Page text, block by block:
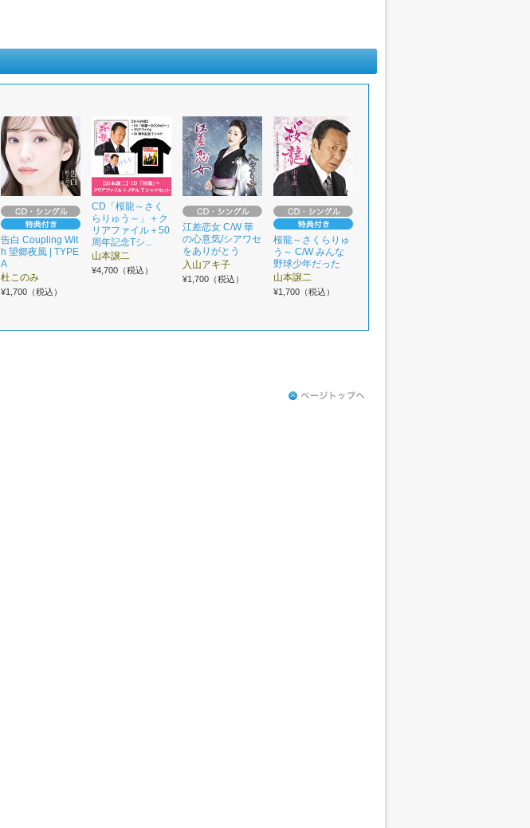
告白 Coupling Wit
h 望郷夜風 | TYPE
A
杜このみ
¥1,700（税込）
CD「桜龍～さく
らりゅう～」＋ク
リアファイル＋50
周年記念Tシ...
山本譲二
¥4,700（税込）
江差恋女 C/W 華
の心意気/シアワセ
をありがとう
入山アキ子
¥1,700（税込）
桜龍～さくらりゅ
う～ C/W みんな
野球少年だった
山本譲二
¥1,700（税込）